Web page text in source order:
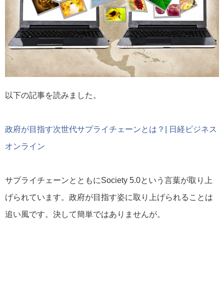
以下の記事を読みました。
政府が目指す次世代サプライチェーンとは？| 日経ビジネス
オンライン
サプライチェーンとともにSociety 5.0という言葉が取り上
げられています。政府が目指す姿に取り上げられることは
追い風です。決して簡単ではありませんが。